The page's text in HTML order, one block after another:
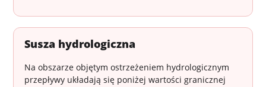
Susza hydrologiczna
Na obszarze objętym ostrzeżeniem hydrologicznym
przepływy układają się poniżej wartości granicznej